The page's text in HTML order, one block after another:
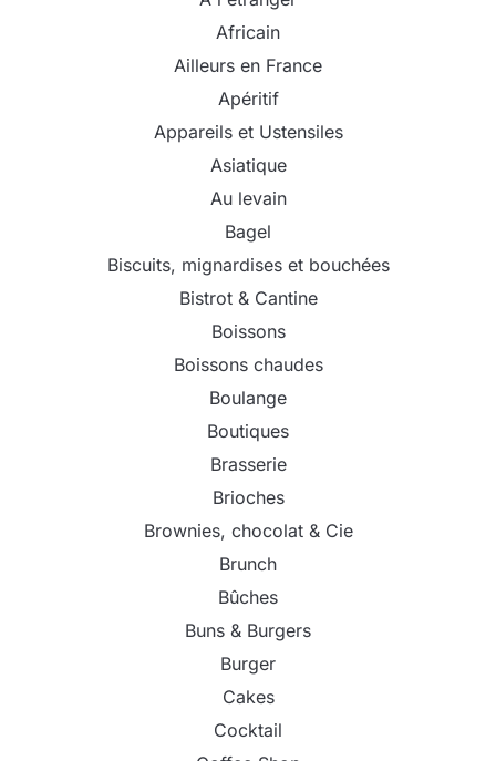
Africain
Ailleurs en France
Apéritif
Appareils et Ustensiles
Asiatique
Au levain
Bagel
Biscuits, mignardises et bouchées
Bistrot & Cantine
Boissons
Boissons chaudes
Boulange
Boutiques
Brasserie
Brioches
Brownies, chocolat & Cie
Brunch
Bûches
Buns & Burgers
Burger
Cakes
Cocktail